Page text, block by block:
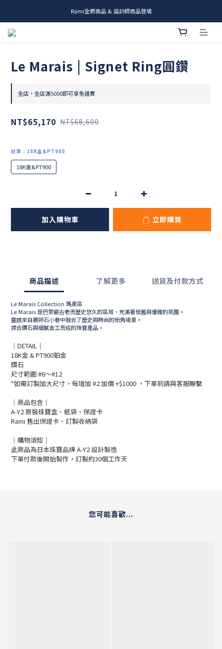
me.ie & A-Y2 新發售
Rami全新商品 & 設計師商品登場
Le Marais | Signet Ring圓鑽
全店，全店滿5000即可享免運費
NT$65,170 NT$68,600
材質 : 18K金&PT900
18K金&PT900
加入購物車 立即購買
商品描述 了解更多 送貨及付款方式
Le Marais Collection 瑪黑區
Le Marais 是巴黎最古老而歷史悠久的區域，充滿著懷舊與優雅的氛圍。
靈感來自鵝卵石小巷中融合了歷史與時尚的街角場景。
揉合鑽石與細膩金工而成的珠寶產品。
｜DETAIL｜
18K金 & PT900鉑金
鑽石
尺寸範圍 #6～#12
*如需訂製加大尺寸，每增加 #2 加價 +$1000 ，下單前請與客服聯繫
｜商品包含｜
A-Y2 原裝珠寶盒、紙袋、保證卡
Rami 售出保證卡、訂製收納袋
｜購物須知｜
此商品為日本珠寶品牌 A-Y2 設計製造
下單付款後開始製作，訂製約30個工作天
您可能喜歡...